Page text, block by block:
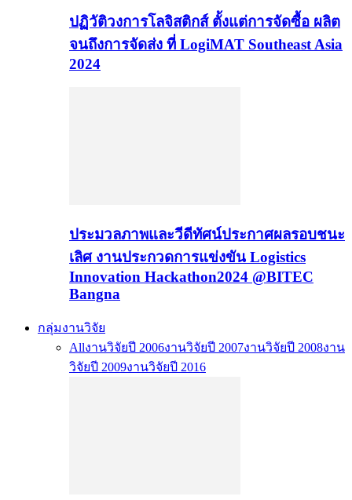
ปฏิวัติวงการโลจิสติกส์ ตั้งแต่การจัดซื้อ ผลิต
จนถึงการจัดส่ง ที่ LogiMAT Southeast Asia
2024
ประมวลภาพและวีดีทัศน์ประกาศผลรอบชนะ
เลิศ งานประกวดการแข่งขัน Logistics
Innovation Hackathon2024 @BITEC
Bangna
กลุ่มงานวิจัย
Allงานวิจัยปี 2006งานวิจัยปี 2007งานวิจัยปี 2008งาน
วิจัยปี 2009งานวิจัยปี 2016